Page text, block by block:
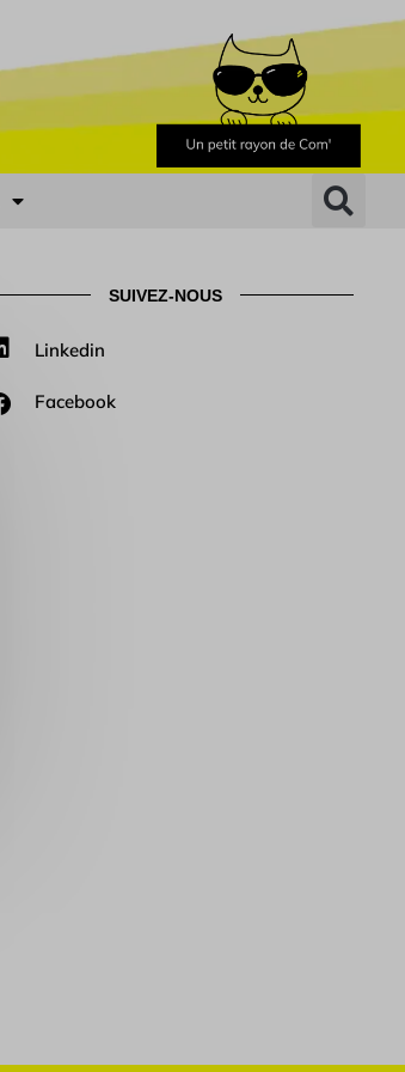
SUIVEZ-NOUS
Linkedin
Facebook